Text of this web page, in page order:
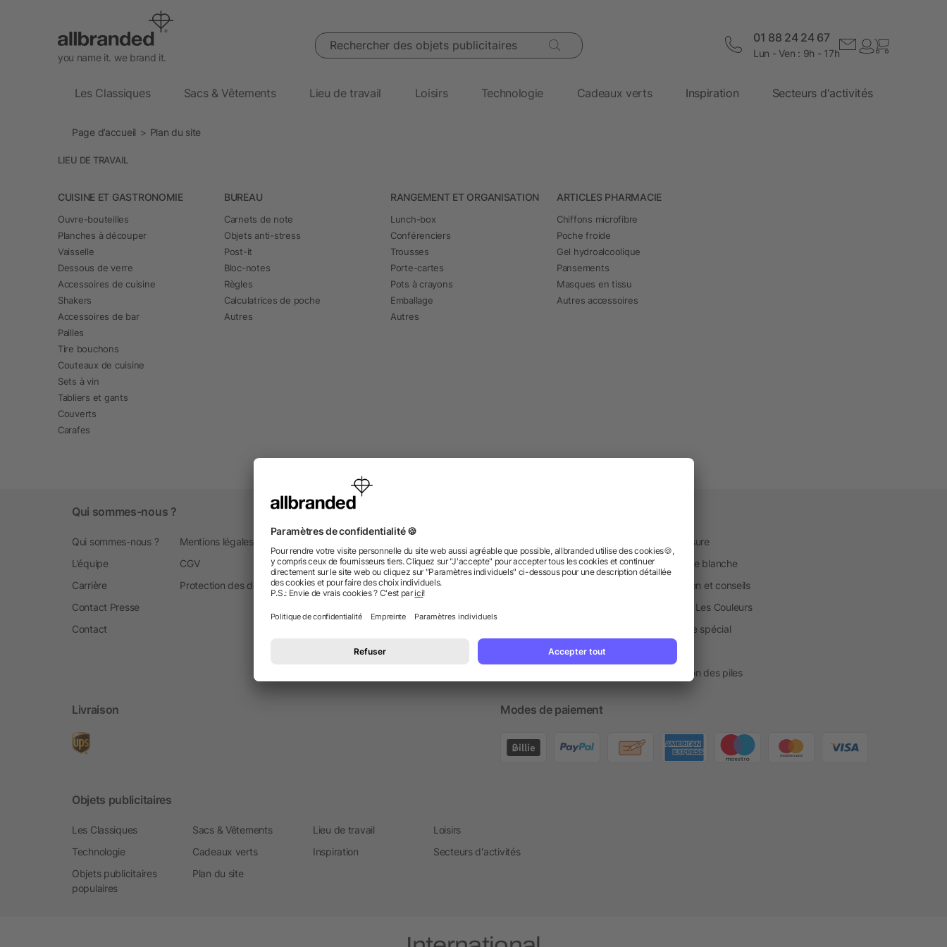
you name it. we brand it.
Rechercher des objets publicitaires 01 88 24 24 67
Lun - Ven : 9h - 17h
Les Classiques Sacs & Vêtements Lieu de travail Loisirs Technologie Cadeaux verts Inspiration Secteurs d'activités
Page d’accueil Plan du site
LIEU DE TRAVAIL
CUISINE ET GASTRONOMIE
Ouvre-bouteilles
Planches à découper
Vaisselle
Dessous de verre
Accessoires de cuisine
Shakers
Accessoires de bar
Pailles
Tire bouchons
Couteaux de cuisine
Sets à vin
Tabliers et gants
Couverts
Carafes
BUREAU
Carnets de note
Objets anti-stress
Post-it
Bloc-notes
Règles
Calculatrices de poche
Autres
RANGEMENT ET ORGANISATION
Lunch-box
Conférenciers
Trousses
Porte-cartes
Pots à crayons
Emballage
Autres
ARTICLES PHARMACIE
Chiffons microfibre
Poche froide
Gel hydroalcoolique
Pansements
Masques en tissu
Autres accessoires
Qui sommes-nous ?
Qui sommes-nous ?
L’équipe
Carrière
Contact Presse
Contact
Mentions légales
CGV
Protection des données
Information
À propos des livraisons
Faire une réclamation
Blog
Production sur mesure
Boutique en marque blanche
Service d'impression et conseils
Pantone® Aide Sur Les Couleurs
Stockage & Service spécial
Note sur l'élimination des piles
Livraison Modes de paiement
Objets publicitaires
Les Classiques Sacs & Vêtements Lieu de travail
Loisirs
Technologie
Cadeaux verts Inspiration
Secteurs d'activités
Objets publicitaires
populaires
Plan du site